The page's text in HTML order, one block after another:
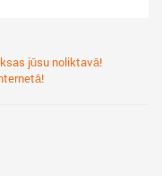
jūsu noliktavā!